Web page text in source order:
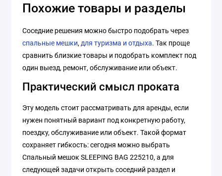
Похожие товары и разделы
Соседние решения можно быстро подобрать через
спальные мешки, для туризма и отдыха. Так проще
сравнить близкие товары и подобрать комплект под
один выезд, ремонт, обслуживание или объект.
Практический смысл проката
Эту модель стоит рассматривать для аренды, если
нужен понятный вариант под конкретную работу,
поездку, обслуживание или объект. Такой формат
сохраняет гибкость: сегодня можно выбрать
Спальный мешок SLEEPING BAG 225210, а для
следующей задачи открыть соседний раздел и